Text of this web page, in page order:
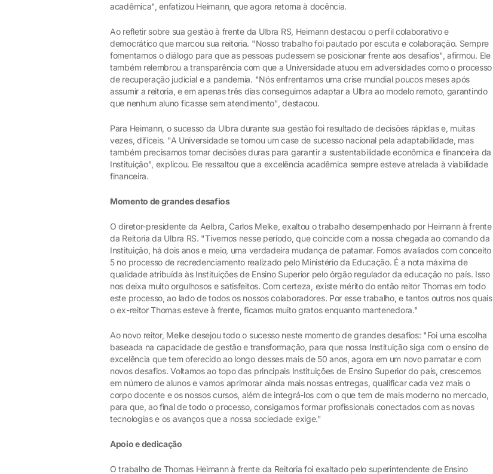
acadêmica", enfatizou Heimann, que agora retorna à docência.
Ao refletir sobre sua gestão à frente da Ulbra RS, Heimann destacou o perfil colaborativo e
democrático que marcou sua reitoria. "Nosso trabalho foi pautado por escuta e colaboração. Sempre
fomentamos o diálogo para que as pessoas pudessem se posicionar frente aos desafios", afirmou. Ele
também relembrou a transparência com que a Universidade atuou em adversidades como o processo
de recuperação judicial e a pandemia. "Nós enfrentamos uma crise mundial poucos meses após
assumir a reitoria, e em apenas três dias conseguimos adaptar a Ulbra ao modelo remoto, garantindo
que nenhum aluno ficasse sem atendimento", destacou.
Para Heimann, o sucesso da Ulbra durante sua gestão foi resultado de decisões rápidas e, muitas
vezes, difíceis. "A Universidade se tornou um case de sucesso nacional pela adaptabilidade, mas
também precisamos tomar decisões duras para garantir a sustentabilidade econômica e financeira da
Instituição", explicou. Ele ressaltou que a excelência acadêmica sempre esteve atrelada à viabilidade
financeira.
Momento de grandes desafios
O diretor-presidente da Aelbra, Carlos Melke, exaltou o trabalho desempenhado por Heimann à frente
da Reitoria da Ulbra RS. "Tivemos nesse período, que coincide com a nossa chegada ao comando da
Instituição, há dois anos e meio, uma verdadeira mudança de patamar. Fomos avaliados com conceito
5 no processo de recredenciamento realizado pelo Ministério da Educação. É a nota máxima de
qualidade atribuída às Instituições de Ensino Superior pelo órgão regulador da educação no país. Isso
nos deixa muito orgulhosos e satisfeitos. Com certeza, existe mérito do então reitor Thomas em todo
este processo, ao lado de todos os nossos colaboradores. Por esse trabalho, e tantos outros nos quais
o ex-reitor Thomas esteve à frente, ficamos muito gratos enquanto mantenedora."
Ao novo reitor, Melke desejou todo o sucesso neste momento de grandes desafios: "Foi uma escolha
baseada na capacidade de gestão e transformação, para que nossa Instituição siga com o ensino de
excelência que tem oferecido ao longo desses mais de 50 anos, agora em um novo pamatar e com
novos desafios. Voltamos ao topo das principais Instituições de Ensino Superior do país, crescemos
em número de alunos e vamos aprimorar ainda mais nossas entregas, qualificar cada vez mais o
corpo docente e os nossos cursos, além de integrá-los com o que tem de mais moderno no mercado,
para que, ao final de todo o processo, consigamos formar profissionais conectados com as novas
tecnologias e os avanços que a nossa sociedade exige."
Apoio e dedicação
O trabalho de Thomas Heimann à frente da Reitoria foi exaltado pelo superintendente de Ensino